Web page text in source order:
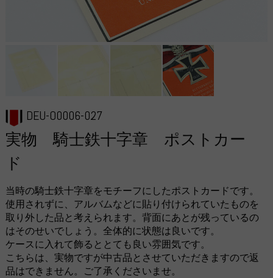
DEU-O0006-027
実物 騎士鉄十字章 ポストカー
ド
当時の騎士鉄十字章をモチーフにしたポストカードです。
使用されずに、アルバムなどに貼り付けられていたものを
取り外した品と考えられます。背面にあとが残っているの
はそのせいでしょう。全体的に状態は良いです。
ケースに入れて飾るととても良い雰囲気です。
こちらは、実物ですが中古品とさせていただきますので返
品はできません。ご了承くださいませ。